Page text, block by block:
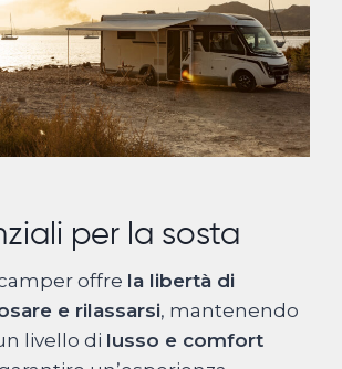
per la sosta
offre la libertà di
e rilassarsi, mantenendo
livello di lusso e comfort